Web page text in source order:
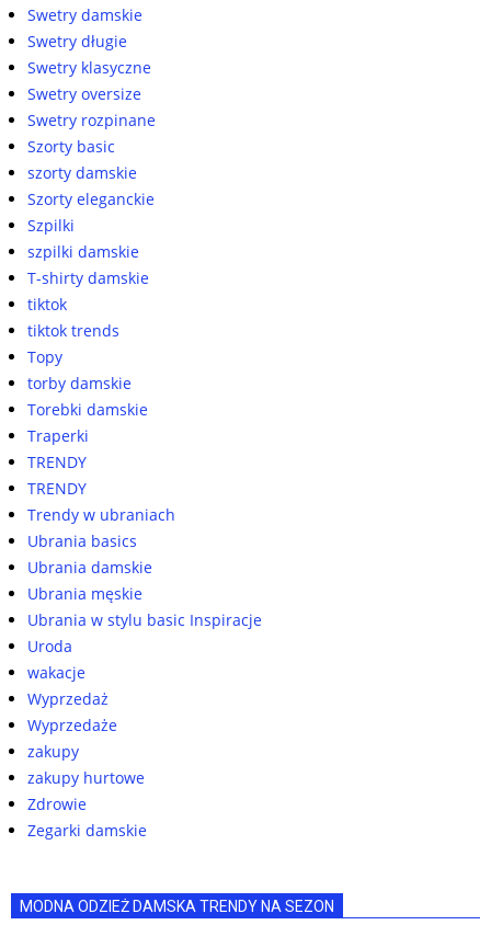
Swetry damskie
Swetry długie
Swetry klasyczne
Swetry oversize
Swetry rozpinane
Szorty basic
szorty damskie
Szorty eleganckie
Szpilki
szpilki damskie
T-shirty damskie
tiktok
tiktok trends
Topy
torby damskie
Torebki damskie
Traperki
TRENDY
TRENDY
Trendy w ubraniach
Ubrania basics
Ubrania damskie
Ubrania męskie
Ubrania w stylu basic Inspiracje
Uroda
wakacje
Wyprzedaż
Wyprzedaże
zakupy
zakupy hurtowe
Zdrowie
Zegarki damskie
MODNA ODZIEŻ DAMSKA TRENDY NA SEZON